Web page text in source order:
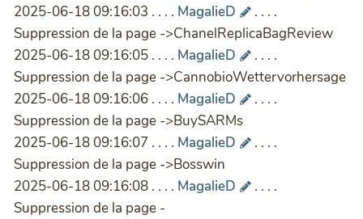
2025-06-18 09:16:03 . . . . MagalieD
. . . .
Suppression de la page ->ChanelReplicaBagReview
2025-06-18 09:16:05 . . . . MagalieD
. . . .
Suppression de la page ->CannobioWettervorhersage
2025-06-18 09:16:06 . . . . MagalieD
. . . .
Suppression de la page ->BuySARMs
2025-06-18 09:16:07 . . . . MagalieD
. . . .
Suppression de la page ->Bosswin
2025-06-18 09:16:08 . . . . MagalieD
. . . .
Suppression de la page -